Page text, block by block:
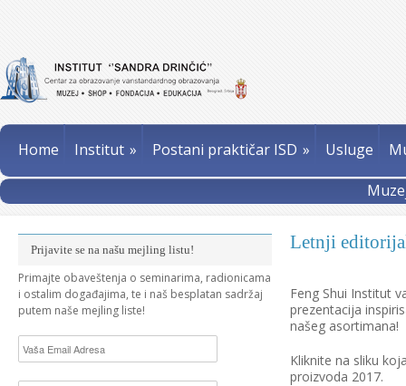
Home Institut » Postani praktičar ISD » Usluge
Letnji
Feng Shui Institut
prezentacija
našeg asortimana!
Kliknite na sliku
proizvoda 2017.
Prijavite se na našu mejling listu!
Primajte obaveštenja o seminarima, radionicama
i ostalim događajima, te i naš besplatan sadržaj
putem naše mejling liste!